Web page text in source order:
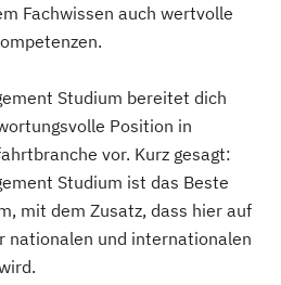
Fachwissen auch wertvolle
Studium bereitet dich
Position in
vor. Kurz gesagt:
Studium ist das Beste
mit dem Zusatz, dass hier auf
nationalen und internationalen